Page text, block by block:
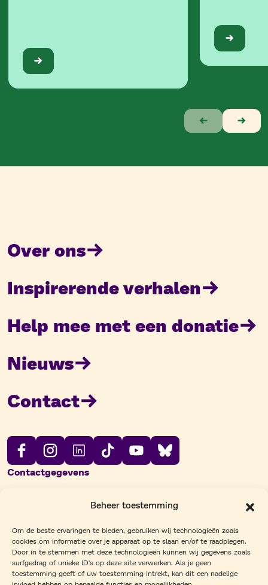
Beheer toestemming
Om de beste ervaringen te bieden, gebruiken wij technologieën zoals
cookies om informatie over je apparaat op te slaan en/of te raadplegen.
Door in te stemmen met deze technologieën kunnen wij gegevens zoals
surfgedrag of unieke ID's op deze site verwerken. Als je geen
toestemming geeft of uw toestemming intrekt, kan dit een nadelige
Over ons
Inspirerende verhalen
Help mee met een donatie
Nieuws
Contact
Contactgegevens
Amsteldijk Noord 42 1184TD Amstelveen
IBAN:NL81INGB0000275400
KNGF Geleidehonden